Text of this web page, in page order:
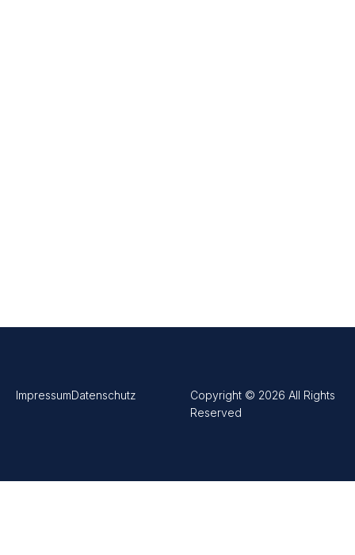
ImpressumDatenschutz
Copyright © 2026 All Rights
Reserved